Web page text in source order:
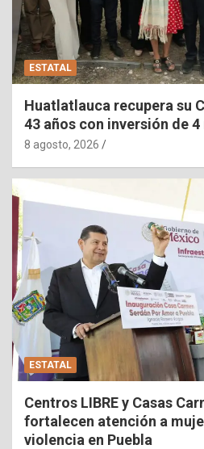
ESTATAL
Huatlatlauca recupera su
43 años con inversión de
8 agosto, 2026
ESTATAL
Centros LIBRE y Casas
fortalecen atención a
violencia en Puebla